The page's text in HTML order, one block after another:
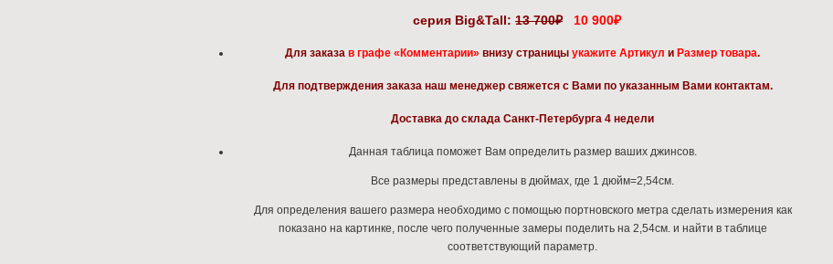
серия Big&Tall: 13 700₽ 10 900₽
Для заказа в графе «Комментарии» внизу страницы укажите Артикул и Размер товара.
Для подтверждения заказа наш менеджер свяжется с Вами по указанным Вами контактам.
Доставка до склада Санкт-Петербурга 4 недели
Данная таблица поможет Вам определить размер ваших джинсов.
Все размеры представлены в дюймах, где 1 дюйм=2,54см.
Для определения вашего размера необходимо с помощью портновского метра сделать измерения как
показано на картинке, после чего полученные замеры поделить на 2,54см. и найти в таблице
соответствующий параметр.